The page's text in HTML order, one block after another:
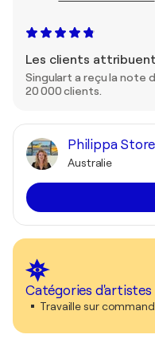
Les clients
Singulart a reçu la note
20 000 clients.
Philippa
Australie
Catégories d'artistes
Travaille sur